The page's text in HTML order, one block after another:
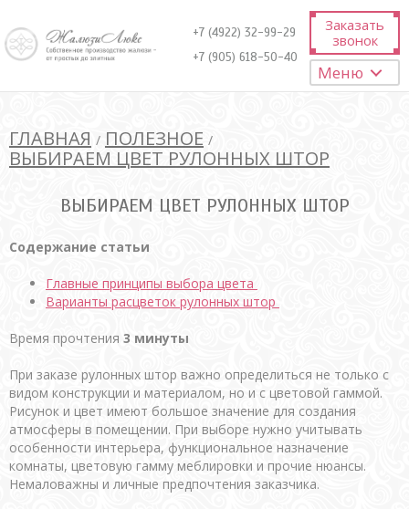
+7 (4922) 32-99-29
+7 (905) 618-50-40
Заказать
звонок
Меню
ГЛАВНАЯ / ПОЛЕЗНОЕ /
ВЫБИРАЕМ ЦВЕТ РУЛОННЫХ ШТОР
ВЫБИРАЕМ ЦВЕТ РУЛОННЫХ ШТОР
Содержание статьи
Главные принципы выбора цвета
Варианты расцветок рулонных штор
Время прочтения 3 минуты
При заказе рулонных штор важно определиться не только с
видом конструкции и материалом, но и с цветовой гаммой.
Рисунок и цвет имеют большое значение для создания
атмосферы в помещении. При выборе нужно учитывать
особенности интерьера, функциональное назначение
комнаты, цветовую гамму меблировки и прочие нюансы.
Немаловажны и личные предпочтения заказчика.